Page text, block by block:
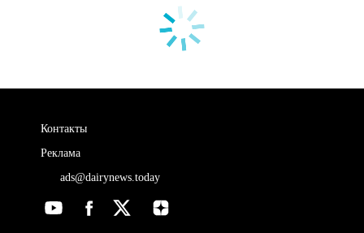
Контакты
Реклама
ads@dairynews.today